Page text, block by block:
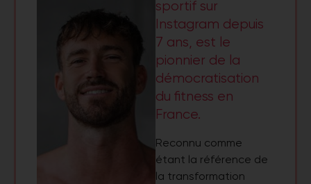
sportif sur
Instagram depuis
7 ans, est le
pionnier de la
démocratisation
du fitness en
France.
Reconnu comme
étant la référence de
la transformation